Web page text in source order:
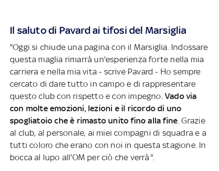
Il saluto di Pavard ai tifosi del Marsiglia
"Oggi si chiude una pagina con il Marsiglia. Indossare
questa maglia rimarrà un'esperienza forte nella mia
carriera e nella mia vita - scrive Pavard - Ho sempre
cercato di dare tutto in campo e di rappresentare
questo club con rispetto e con impegno. Vado via
con molte emozioni, lezioni e il ricordo di uno
spogliatoio che è rimasto unito fino alla fine . Grazie
al club, al personale, ai miei compagni di squadra e a
tutti coloro che erano con noi in questa stagione. In
bocca al lupo all'OM per ciò che verrà".